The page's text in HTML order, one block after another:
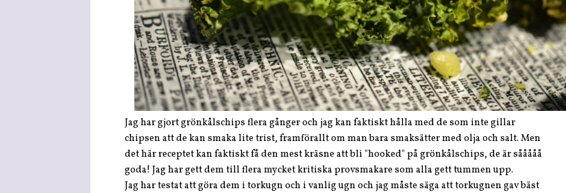
Jag har gjort grönkålschips flera gånger och jag kan faktiskt hålla med de som inte gillar
chipsen att de kan smaka lite trist, framförallt om man bara smaksätter med olja och salt. Men
det här receptet kan faktiskt få den mest kräsne att bli "hooked" på grönkålschips, de är sååååå
goda! Jag har gett dem till flera mycket kritiska provsmakare som alla gett tummen upp.
Jag har testat att göra dem i torkugn och i vanlig ugn och jag måste säga att torkugnen gav bäst